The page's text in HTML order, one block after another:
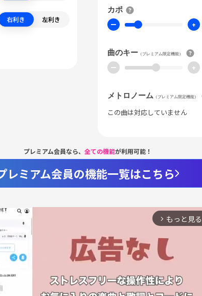
右利き 左利き
カポ
ー +
曲のキー （プレミアム限定機能）
ー +
メトロノーム （プレミアム限定機能）
この曲は対応していません
プレミアム会員なら、 全ての機能が利用可能！
レミアム会員の機能一覧はこちら
arrow_forward_ios もっと見る